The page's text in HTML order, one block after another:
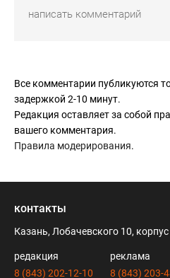
Все комментарии публикуются
задержкой 2-10 минут.
Редакция оставляет за собой
вашего комментария.
Правила модерирования.
контакты
Казань, Лобачевского 10,
редакция
8 (843) 202-12-10
реклама
8 (843) 203-